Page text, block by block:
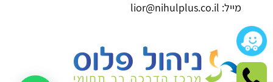
מייל: lior@nihulplus.co.il